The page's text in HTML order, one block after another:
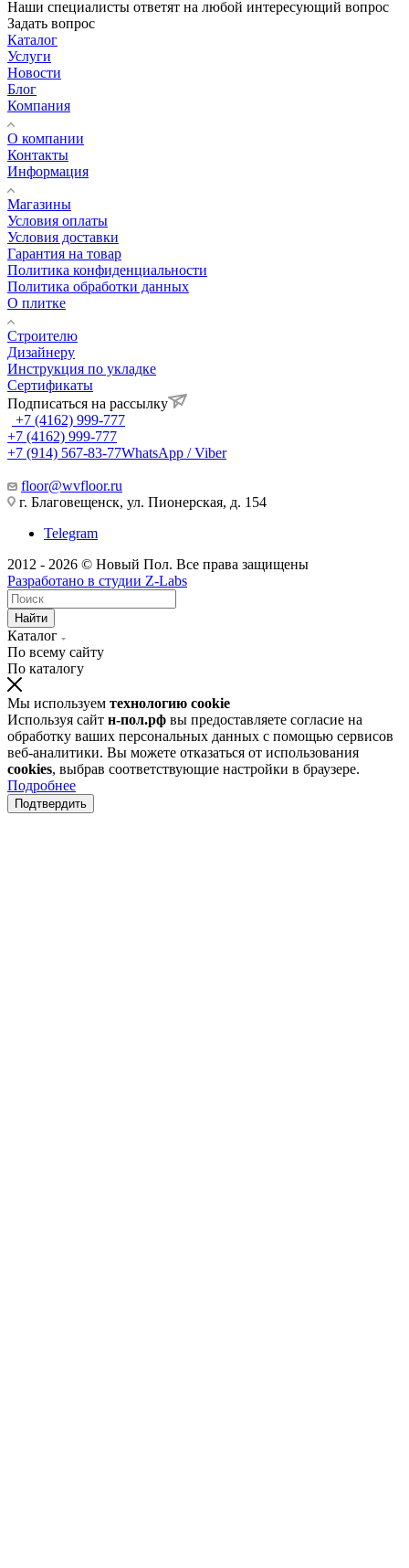
Наши специалисты ответят на любой интересующий вопрос
Задать вопрос
Каталог
Услуги
Новости
Блог
Компания
О компании
Контакты
Информация
Магазины
Условия оплаты
Условия доставки
Гарантия на товар
Политика конфиденциальности
Политика обработки данных
О плитке
Строителю
Дизайнеру
Инструкция по укладке
Сертификаты
Подписаться на рассылку
+7 (4162) 999-777
+7 (4162) 999-777
+7 (914) 567-83-77WhatsApp / Viber
floor@wvfloor.ru
г. Благовещенск, ул. Пионерская, д. 154
Telegram
2012 - 2026 © Новый Пол. Все права защищены
Разработано в студии Z-Labs
Найти
Каталог
По всему сайту
По каталогу
Мы используем технологию cookie
Используя сайт н-пол.рф вы предоставляете согласие на
обработку ваших персональных данных с помощью сервисов
веб-аналитики. Вы можете отказаться от использования
cookies, выбрав соответствующие настройки в браузере.
Подробнее
Подтвердить